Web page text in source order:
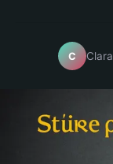
C Clara